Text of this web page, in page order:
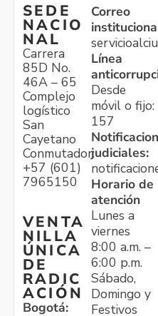
SEDE
NACIO
NAL
Carrera
85D No.
46A – 65
Complejo
logístico
San
Cayetano
Conmutador:
+57 (601)
7965150
VENTA
NILLA
ÚNICA
DE
RADIC
ACIÓN
Bogotá:
Correo
Línea
Desde
móvil o fijo:
157
judiciales:
Horario de
atención
Lunes a
viernes
8:00 a.m. –
6:00 p.m.
Sábado,
Domingo y
Festivos